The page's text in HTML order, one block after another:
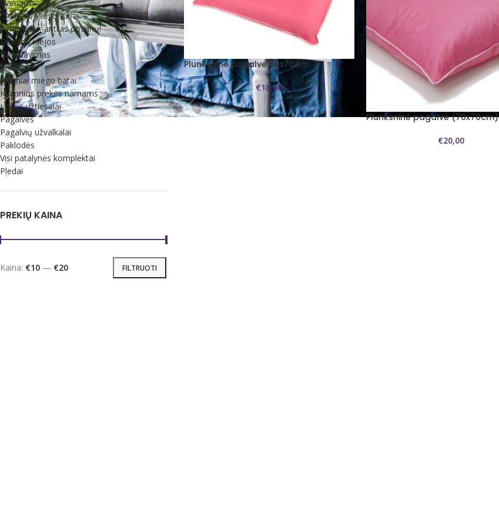
Namams
Chalatai/Miego rūbai
Pirk vieną - antras dovanų!
Dovanų idėjos
Išpardavimas
Antklodės
Pūkiniai miego batai
Kvapnios prekės namams
Lovos užtiesalai
Pagalvės
Pagalvių užvalkalai
Paklodės
Visi patalynės komplektai
Pledai
PREKIŲ KAINA
FILTRUOTI
Kaina: €10 — €20
Plunksninė pagalvė 50x70cm
€18,00
Plunksninė pagalvė (70x70cm)
€20,00